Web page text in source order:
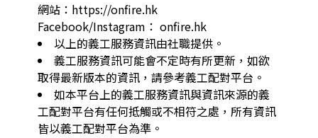
網站：https://onfire.hk
Facebook/Instagram： onfire.hk
以上的義工服務資訊由社職提供。
義工服務資訊可能會不定時有所更新，如欲
取得最新版本的資訊，請參考義工配對平台。
如本平台上的義工服務資訊與資訊來源的義
工配對平台有任何抵觸或不相符之處，所有資訊
皆以義工配對平台為準。